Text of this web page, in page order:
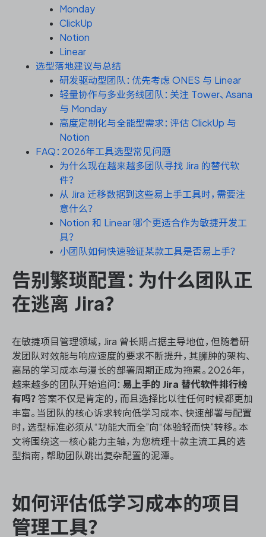
ASPICE 研发管理
Monday
ClickUp
Notion
Linear
选型落地建议与总结
研发驱动型团队：优先考虑 ONES 与 Linear
轻量协作与多业务线团队：关注 Tower、Asana
与 Monday
高度定制化与全能型需求：评估 ClickUp 与
Notion
FAQ：2026年工具选型常见问题
为什么现在越来越多团队寻找 Jira 的替代软
件？
从 Jira 迁移数据到这些易上手工具时，需要注
意什么？
Notion 和 Linear 哪个更适合作为敏捷开发工
具？
小团队如何快速验证某款工具是否易上手？
告别繁琐配置：为什么团队正
在逃离 Jira？
在敏捷项目管理领域，Jira 曾长期占据主导地位，但随着研
发团队对效能与响应速度的要求不断提升，其臃肿的架构、
高昂的学习成本与漫长的部署周期正成为拖累。2026年，
越来越多的团队开始追问： 易上手的 Jira 替代软件排行榜
有吗？ 答案不仅是肯定的，而且选择比以往任何时候都更加
丰富。当团队的核心诉求转向低学习成本、快速部署与配置
时，选型标准必须从“功能大而全”向“体验轻而快”转移。本
文将围绕这一核心能力主轴，为您梳理十款主流工具的选
型指南，帮助团队跳出复杂配置的泥潭。
如何评估低学习成本的项目
管理工具？